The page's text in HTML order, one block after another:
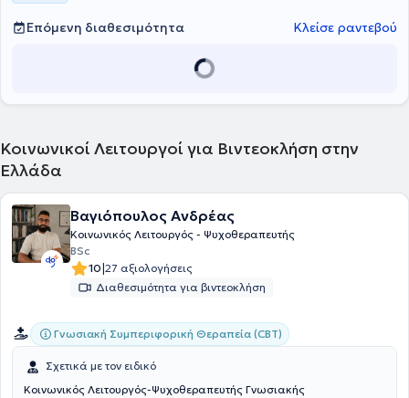
Επόμενη διαθεσιμότητα Κλείσε ραντεβού
Κοινωνικοί Λειτουργοί για Βιντεοκλήση στην
Ελλάδα
Βαγιόπουλος Ανδρέας
Κοινωνικός Λειτουργός - Ψυχοθεραπευτής
BSc
10|27 αξιολογήσεις
Διαθεσιμότητα για βιντεοκλήση
Γνωσιακή Συμπεριφορική Θεραπεία (CBT)
Σχετικά με τον ειδικό
Κοινωνικός Λειτουργός-Ψυχοθεραπευτής Γνωσιακής